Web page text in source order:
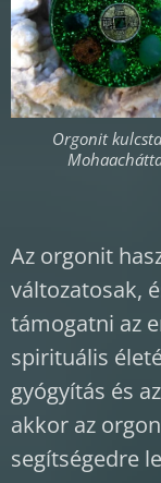
Orgonit
Az orgonit
változatosak,
támogatni az
spirituális
gyógyítás és
akkor az
segítségedre